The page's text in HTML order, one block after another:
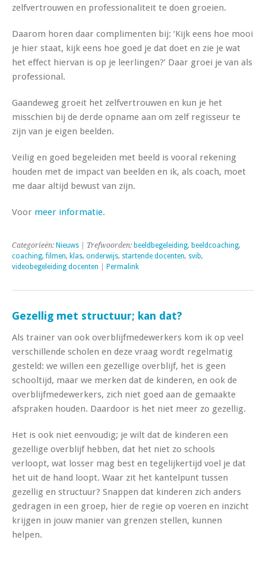
zelfvertrouwen en professionaliteit te doen groeien.
Daarom horen daar complimenten bij: ‘Kijk eens hoe mooi
je hier staat, kijk eens hoe goed je dat doet en zie je wat
het effect hiervan is op je leerlingen?’ Daar groei je van als
professional.
Gaandeweg groeit het zelfvertrouwen en kun je het
misschien bij de derde opname aan om zelf regisseur te
zijn van je eigen beelden.
Veilig en goed begeleiden met beeld is vooral rekening
houden met de impact van beelden en ik, als coach, moet
me daar altijd bewust van zijn.
Voor meer informatie.
Categorieën: Nieuws | Trefwoorden: beeldbegeleiding, beeldcoaching,
coaching,filmen, klas, onderwijs, startende docenten, svib,
videobegeleiding docenten
Permalink
Gezellig met structuur; kan dat?
Als trainer van ook overblijfmedewerkers kom ik op veel
verschillende scholen en deze vraag wordt regelmatig
gesteld: we willen een gezellige overblijf, het is geen
schooltijd, maar we merken dat de kinderen, en ook de
overblijfmedewerkers, zich niet goed aan de gemaakte
afspraken houden. Daardoor is het niet meer zo gezellig.
Het is ook niet eenvoudig; je wilt dat de kinderen een
gezellige overblijf hebben, dat het niet zo schools
verloopt, wat losser mag best en tegelijkertijd voel je dat
het uit de hand loopt. Waar zit het kantelpunt tussen
gezellig en structuur? Snappen dat kinderen zich anders
gedragen in een groep, hier de regie op voeren en inzicht
krijgen in jouw manier van grenzen stellen, kunnen
helpen.